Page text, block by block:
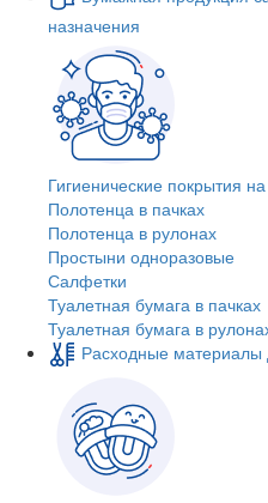
назначения
Гигиенические покрытия
Полотенца в пачках
Полотенца в рулонах
Простыни одноразовые
Салфетки
Туалетная бумага в пачках
Туалетная бумага в
Расходные материалы